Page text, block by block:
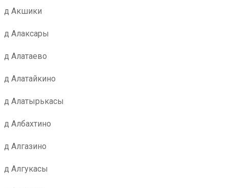
д Акшики
д Алаксары
д Алатаево
д Алатайкино
д Алатырькасы
д Албахтино
д Алгазино
д Алгукасы